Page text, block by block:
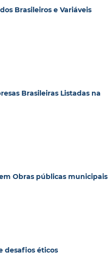
Brasileiros e Variáveis
Brasileiras Listadas na
Obras públicas municipais
desafios éticos